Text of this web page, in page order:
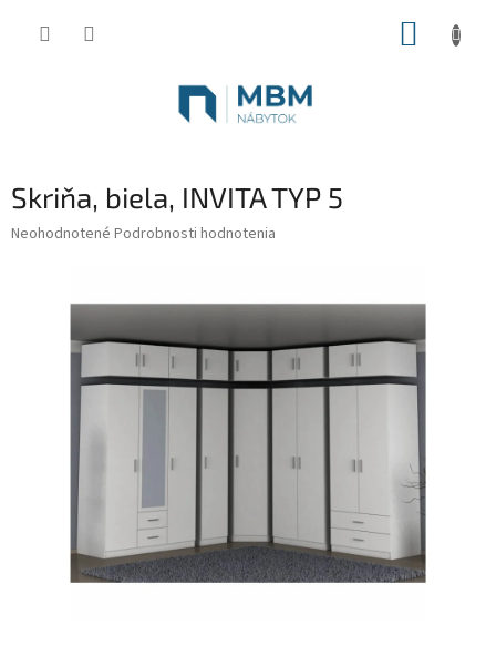
Skriňa, biela, INVITA TYP 5
Priemerné
hviezdičiek.
Neohodnotené Podrobnosti hodnotenia